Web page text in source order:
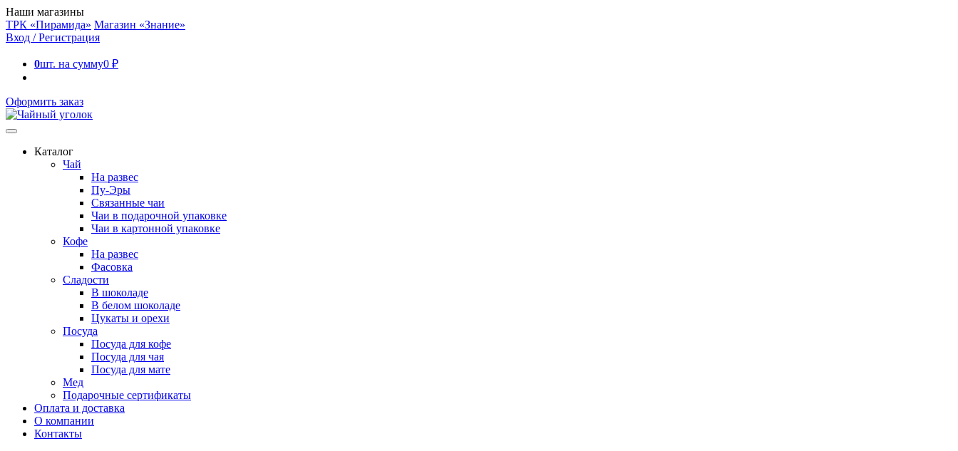
Наши магазины
ТРК «Пирамида» Магазин «Знание»
Вход / Регистрация
0шт. на сумму0 ₽
Оформить заказ
Каталог
Чай
На развес
Пу-Эры
Связанные чаи
Чаи в подарочной упаковке
Чаи в картонной упаковке
Кофе
На развес
Фасовка
Сладости
В шоколаде
В белом шоколаде
Цукаты и орехи
Посуда
Посуда для кофе
Посуда для чая
Посуда для мате
Мед
Подарочные сертификаты
Оплата и доставка
О компании
Контакты